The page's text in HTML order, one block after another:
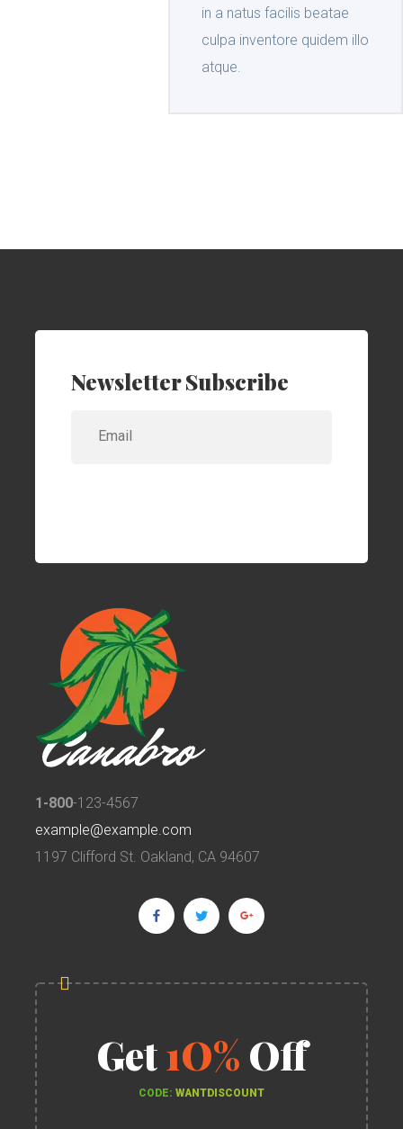
in a natus facilis beatae
culpa inventore quidem illo
atque.
Newsletter Subscribe
1-800-123-4567
example@example.com
1197 Clifford St. Oakland, CA 94607
Get1O% Off
CODE: WANTDISCOUNT